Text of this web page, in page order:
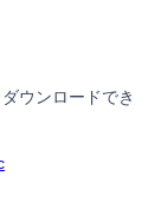
ウンロードでき